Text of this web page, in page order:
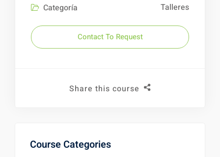
Categoría Talleres
Contact To Request
Share this course
Course Categories